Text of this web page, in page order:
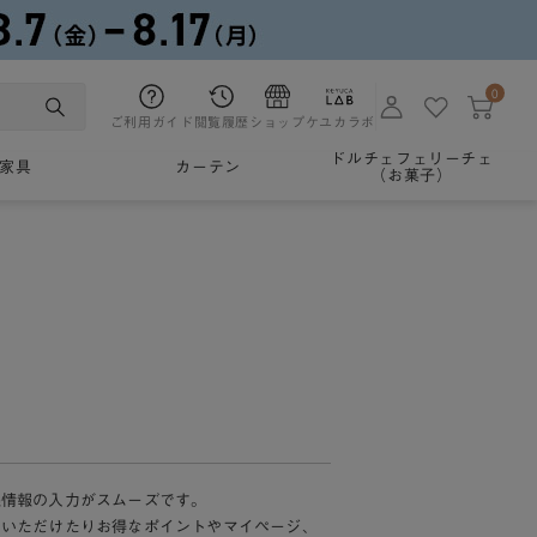
ご利用ガイド 閲覧履歴 ショップケユカラボ
0
家具 カーテン
ドルチェフェリーチェ
（お菓子）
報の入力がスムーズです。
ただけたりお得なポイントやマイページ、